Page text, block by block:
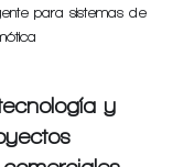
para sistemas de
y